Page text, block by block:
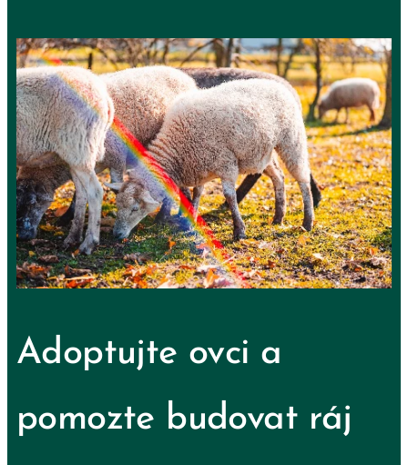
Adoptujte ovci a
pomozte budovat ráj